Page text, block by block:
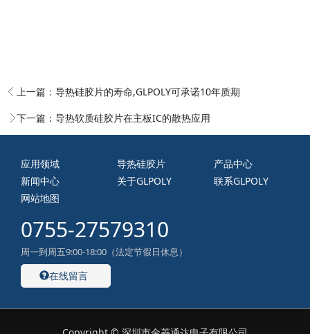
上一篇： 导热硅胶片的寿命,GLPOLY可承诺10年质期
下一篇： 导热软质硅胶片在主板IC的散热应用
应用领域 导热硅胶片
产品中心
新闻中心
关于GLPOLY
联系GLPOLY
网站地图
0755-27579310
周一到周五9:00-18:00（法定节假日休息）
在线留言